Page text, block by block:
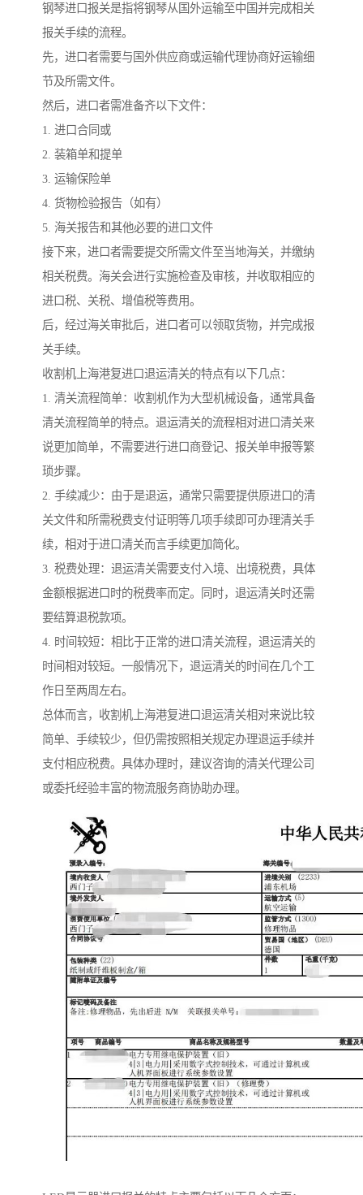
钢琴进口报关是指将钢琴从国外运输至中国并完成相关
报关手续的流程。
先，进口者需要与国外供应商或运输代理协商好运输细
节及所需文件。
然后，进口者需准备齐以下文件：
1. 进口合同或
2. 装箱单和提单
3. 运输保险单
4. 货物检验报告（如有）
5. 海关报告和其他必要的进口文件
接下来，进口者需要提交所需文件至当地海关，并缴纳
相关税费。海关会进行实施检查及审核，并收取相应的
进口税、关税、增值税等费用。
后，经过海关审批后，进口者可以领取货物，并完成报
关手续。
收割机上海港复进口退运清关的特点有以下几点：
1. 清关流程简单：收割机作为大型机械设备，通常具备
清关流程简单的特点。退运清关的流程相对进口清关来
说更加简单，不需要进行进口商登记、报关单申报等繁
琐步骤。
2. 手续减少：由于是退运，通常只需要提供原进口的清
关文件和所需税费支付证明等几项手续即可办理清关手
续，相对于进口清关而言手续更加简化。
3. 税费处理：退运清关需要支付入境、出境税费，具体
金额根据进口时的税费率而定。同时，退运清关时还需
要结算退税款项。
4. 时间较短：相比于正常的进口清关流程，退运清关的
时间相对较短。一般情况下，退运清关的时间在几个工
作日至两周左右。
总体而言，收割机上海港复进口退运清关相对来说比较
简单、手续较少，但仍需按照相关规定办理退运手续并
支付相应税费。具体办理时，建议咨询的清关代理公司
或委托经验丰富的物流服务商协助办理。